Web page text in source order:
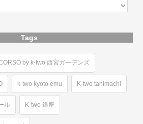
Tags
by k-two 西宮ガーデンズ
k-two kyoto emu K-two tanimachi
ル K-two 銀座